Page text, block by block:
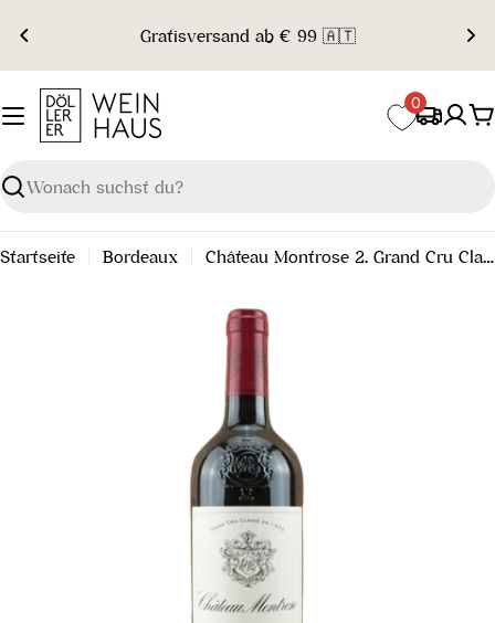
Inhalt
springen
Gratisversand ab € 99 🇦🇹
Suchen
0
Startseite Bordeaux Château Montrose 2. Grand Cru Classé 2013